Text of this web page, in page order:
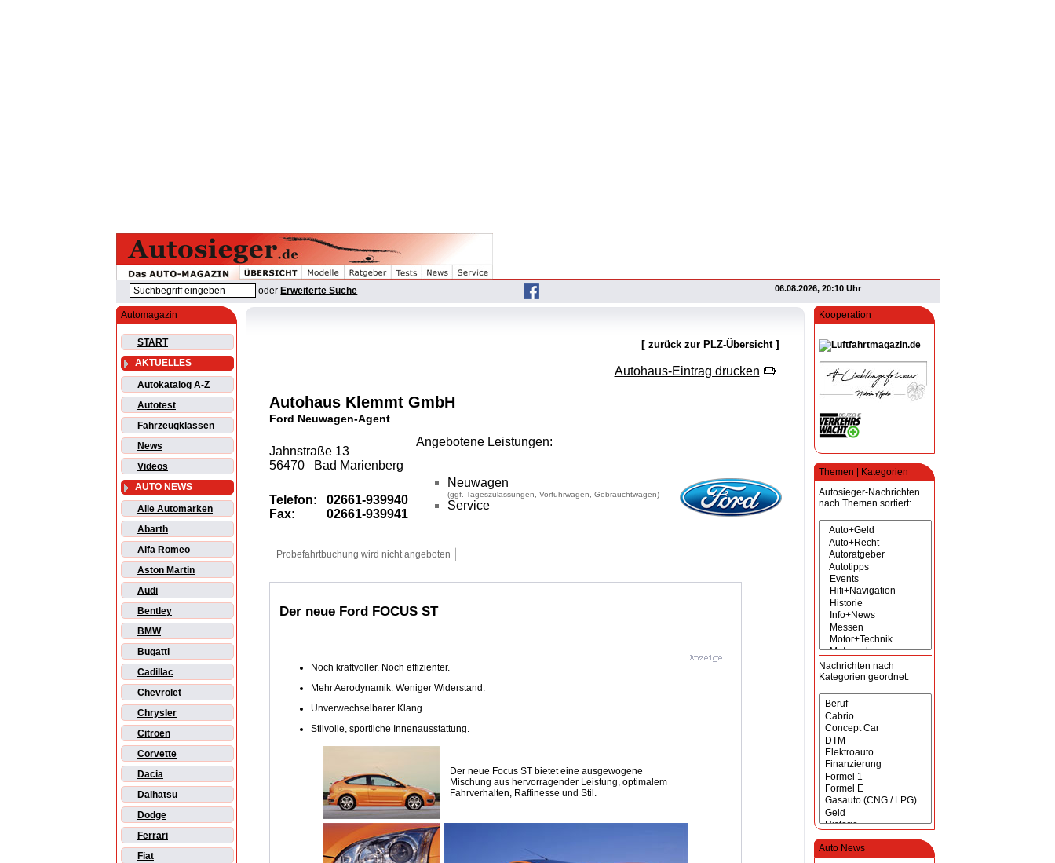
oder Erweiterte Suche 06.08.2026, 20:10 Uhr
Automagazin
START
AKTUELLES
Autokatalog A-Z
Autotest
Fahrzeugklassen
News
Videos
AUTO NEWS
Alle Automarken
Abarth
Alfa Romeo
Aston Martin
Audi
Bentley
BMW
Bugatti
Cadillac
Chevrolet
Chrysler
Citroën
Corvette
Dacia
Daihatsu
Dodge
Ferrari
Fiat
Kooperation
Themen | Kategorien
Autosieger-Nachrichten
nach Themen sortiert:
Nachrichten nach
Kategorien geordnet:
Auto News
[ zurück zur PLZ-Übersicht]
Autohaus-Eintrag drucken
Autohaus Klemmt GmbH
Ford Neuwagen-Agent
Jahnstraße 13
56470 Bad Marienberg
Telefon: 02661-939940
Fax:
02661-939941
Angebotene Leistungen:
Neuwagen
(ggf. Tageszulassungen, Vorführwagen, Gebrauchtwagen)
Service
Der neue Ford FOCUS ST
Noch kraftvoller. Noch effizienter.
Mehr Aerodynamik. Weniger Widerstand.
Unverwechselbarer Klang.
Stilvolle, sportliche Innenausstattung.
Der neue Focus ST bietet eine ausgewogene
Mischung aus hervorragender Leistung, optimalem
Fahrverhalten, Raffinesse und Stil.